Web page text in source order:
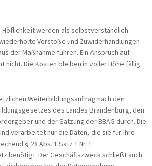
Höflichkeit werden als selbstverständlich
Verstöße und Zuwiderhandlungen
der Maßnahme führen. Ein Anspruch auf
Die Kosten bleiben in voller Höhe fällig.
Weiterbildungsauftrag nach den
des Landes Brandenburg, den
und der Satzung der BBAG durch. Die
verarbeitet nur die Daten, die sie für ihre
§ 28 Abs. 1 Satz 1 Nr. 1
benötigt. Der Geschäftszweck schließt auch